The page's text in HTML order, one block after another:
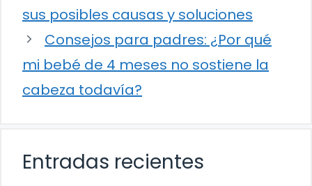
sus posibles causas y soluciones
Consejos para padres: ¿Por qué
mi bebé de 4 meses no sostiene la
cabeza todavía?
Entradas recientes